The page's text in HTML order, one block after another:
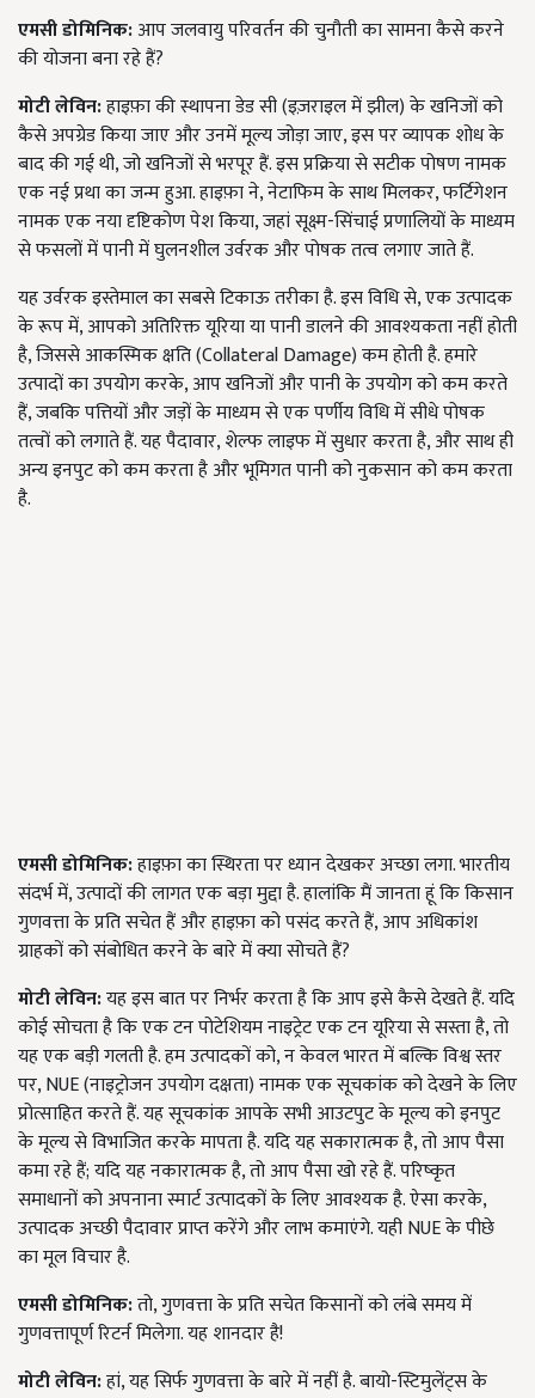
एमसी डोमिनिक:आप जलवायु परिवर्तन की चुनौती का सामना कैसे करने
की योजना बना रहे हैं?
मोटी लेविन:हाइफ़ा की स्थापना डेड सी (इज़राइल में झील) के खनिजों को
कैसे अपग्रेड किया जाए और उनमें मूल्य जोड़ा जाए, इस पर व्यापक शोध के
बाद की गई थी, जो खनिजों से भरपूर हैं. इस प्रक्रिया से सटीक पोषण नामक
एक नई प्रथा का जन्म हुआ. हाइफ़ा ने, नेटाफिम के साथ मिलकर, फर्टिगेशन
नामक एक नया दृष्टिकोण पेश किया, जहां सूक्ष्म-सिंचाई प्रणालियों के माध्यम
से फसलों में पानी में घुलनशील उर्वरक और पोषक तत्व लगाए जाते हैं.
यह उर्वरक इस्तेमाल का सबसे टिकाऊ तरीका है. इस विधि से, एक उत्पादक
के रूप में, आपको अतिरिक्त यूरिया या पानी डालने की आवश्यकता नहीं होती
है, जिससे आकस्मिक क्षति (Collateral Damage) कम होती है. हमारे
उत्पादों का उपयोग करके, आप खनिजों और पानी के उपयोग को कम करते
हैं, जबकि पत्तियों और जड़ों के माध्यम से एक पर्णीय विधि में सीधे पोषक
तत्वों को लगाते हैं. यह पैदावार, शेल्फ लाइफ में सुधार करता है, और साथ ही
अन्य इनपुट को कम करता है और भूमिगत पानी को नुकसान को कम करता
है.
एमसी डोमिनिक:हाइफ़ा का स्थिरता पर ध्यान देखकर अच्छा लगा. भारतीय
संदर्भ में, उत्पादों की लागत एक बड़ा मुद्दा है. हालांकि मैं जानता हूं कि किसान
गुणवत्ता के प्रति सचेत हैं और हाइफ़ा को पसंद करते हैं, आप अधिकांश
ग्राहकों को संबोधित करने के बारे में क्या सोचते हैं?
मोटी लेविन:यह इस बात पर निर्भर करता है कि आप इसे कैसे देखते हैं. यदि
कोई सोचता है कि एक टन पोटेशियम नाइट्रेट एक टन यूरिया से सस्ता है, तो
यह एक बड़ी गलती है. हम उत्पादकों को, न केवल भारत में बल्कि विश्व स्तर
पर, NUE (नाइट्रोजन उपयोग दक्षता) नामक एक सूचकांक को देखने के लिए
प्रोत्साहित करते हैं. यह सूचकांक आपके सभी आउटपुट के मूल्य को इनपुट
के मूल्य से विभाजित करके मापता है. यदि यह सकारात्मक है, तो आप पैसा
कमा रहे हैं; यदि यह नकारात्मक है, तो आप पैसा खो रहे हैं. परिष्कृत
समाधानों को अपनाना स्मार्ट उत्पादकों के लिए आवश्यक है. ऐसा करके,
उत्पादक अच्छी पैदावार प्राप्त करेंगे और लाभ कमाएंगे. यही NUE के पीछे
का मूल विचार है.
एमसी डोमिनिक:तो, गुणवत्ता के प्रति सचेत किसानों को लंबे समय में
गुणवत्तापूर्ण रिटर्न मिलेगा. यह शानदार है!
मोटी लेविन:हां, यह सिर्फ गुणवत्ता के बारे में नहीं है. बायो-स्टिमुलेंट्स के